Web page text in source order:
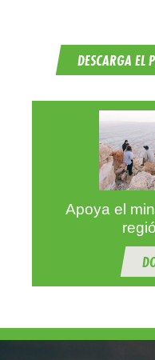
DESCARGA EL
Apoya el